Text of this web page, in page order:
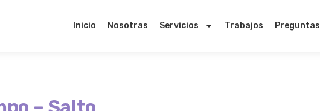
Inicio Nosotras Servicios Trabajos Preguntas